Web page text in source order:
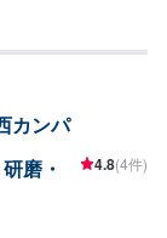
カンパ
磨・
4.8(4件)